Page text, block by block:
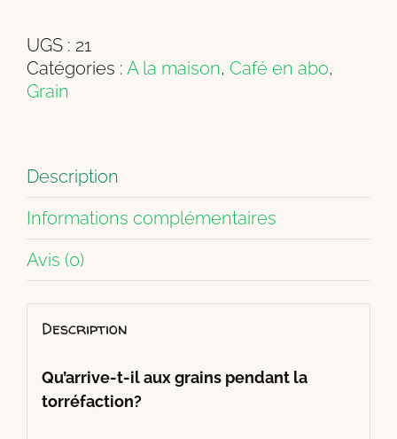
en
UGS : 21
Catégories : A la maison, Café en abo,
Grain
Description
Informations complémentaires
Avis (0)
Description
Qu’arrive-t-il aux grains pendant la
torréfaction?